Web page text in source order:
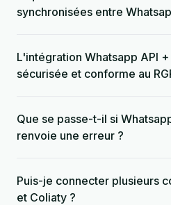
synchronisées entre
L'intégration Whatsapp API
sécurisée et conforme au
Que se passe-t-il si
renvoie une erreur ?
Puis-je connecter plusieurs
et Coliaty ?